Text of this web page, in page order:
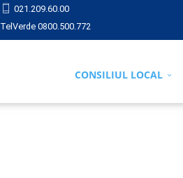
021.209.60.00
TelVerde 0800.500.772
CONSILIUL LOCAL